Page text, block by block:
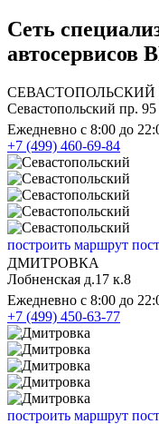
Сеть
СЕВАСТОПОЛЬСКИЙ
Севастопольский пр.
Ежедневно с 8:00 до
+7 (499) 460-69-84
построить маршрут
ДМИТРОВКА
Лобненская д.17 к.8
Ежедневно с 8:00 до
+7 (499) 450-63-77
построить маршрут